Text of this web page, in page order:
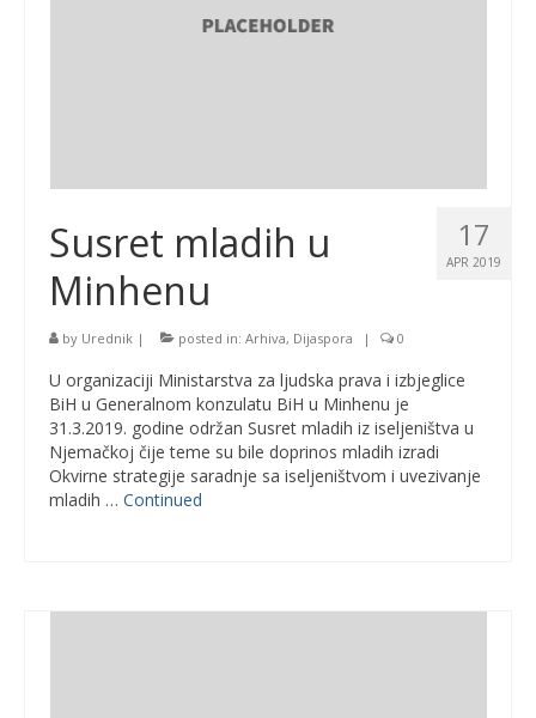
17
APR 2019
Susret mladih u
Minhenu
by Urednik | posted in: Arhiva, Dijaspora | 0
U organizaciji Ministarstva za ljudska prava i izbjeglice
BiH u Generalnom konzulatu BiH u Minhenu je
31.3.2019. godine održan Susret mladih iz iseljeništva u
Njemačkoj čije teme su bile doprinos mladih izradi
Okvirne strategije saradnje sa iseljeništvom i uvezivanje
mladih … Continued